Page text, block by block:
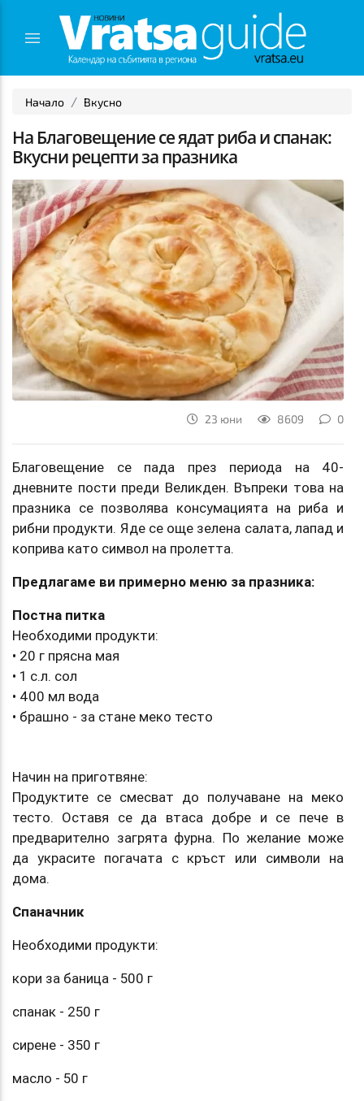
Начало Вкусно
На Благовещение се ядат риба и спанак:
Вкусни рецепти за празника
23 юни 8609 0
Благовещение се пада през периода на 40-
дневните пости преди Великден. Въпреки това на
празника се позволява консумацията на риба и
рибни продукти. Яде се още зелена салата, лапад и
коприва като символ на пролетта.
Предлагаме ви примерно меню за празника:
Постна питка
Необходими продукти:
• 20 г прясна мая
• 1 с.л. сол
• 400 мл вода
• брашно - за стане меко тесто
Начин на приготвяне:
Продуктите се смесват до получаване на меко
тесто. Оставя се да втаса добре и се пече в
предварително загрята фурна. По желание може
да украсите погачата с кръст или символи на
дома.
Спаначник
Необходими продукти:
кори за баница - 500 г
спанак - 250 г
сирене - 350 г
масло - 50 г